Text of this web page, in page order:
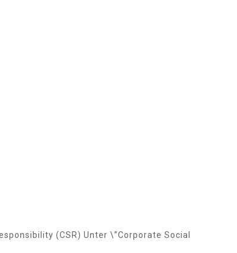
(CSR) Unter \”Corporate Social